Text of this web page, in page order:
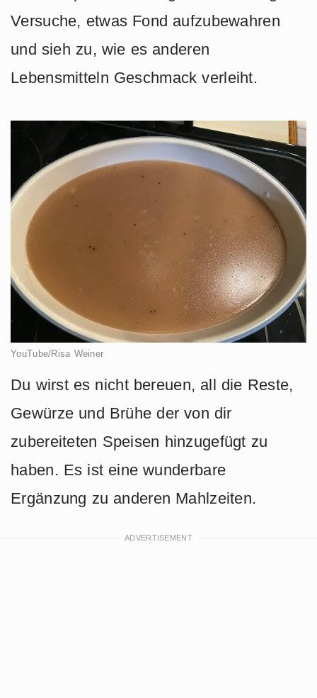
Versuche, etwas Fond aufzubewahren
und sieh zu, wie es anderen
Lebensmitteln Geschmack verleiht.
YouTube/Risa Weiner
Du wirst es nicht bereuen, all die Reste,
Gewürze und Brühe der von dir
zubereiteten Speisen hinzugefügt zu
haben. Es ist eine wunderbare
Ergänzung zu anderen Mahlzeiten.